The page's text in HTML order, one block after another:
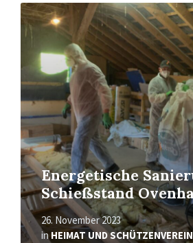
Energetische
Schießstand
26. November 2023
in HEIMAT UND SCHÜTZENVEREIN
Mehr
erfahren